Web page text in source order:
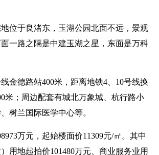
位于良渚东，玉湖公园北面不远，景观
一路之隔是中建玉湖之星，东面是万科
金德路站400米，距离地铁4、10号线换
米；周边配套有城北万象城、杭行路小
树兰国际医学中心等。
万元，起始楼面价11309元/㎡。其中
用地起拍价101480万元、商业服务业用